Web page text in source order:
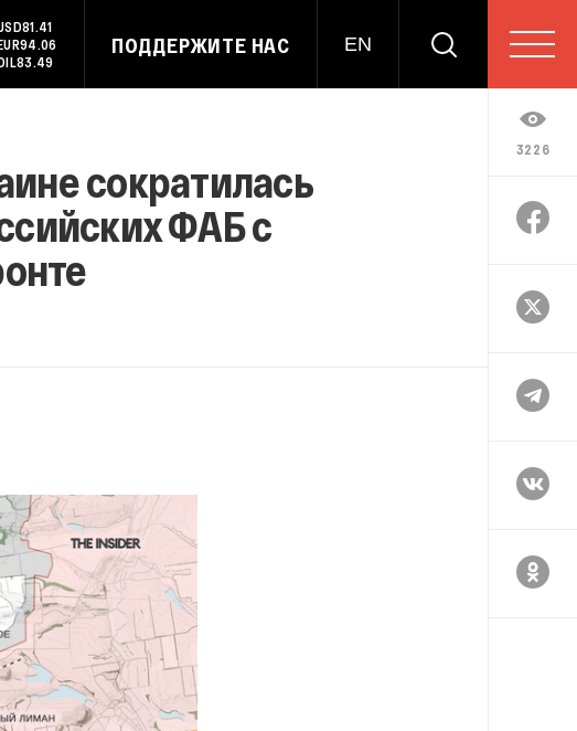
81.41
94.06
83.49
ПОДДЕРЖИТЕ НАС EN
3226
сократилась
ФАБ с